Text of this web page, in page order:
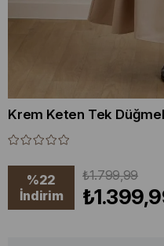
Krem Keten Tek
%22
İndirim
₺1.799,99